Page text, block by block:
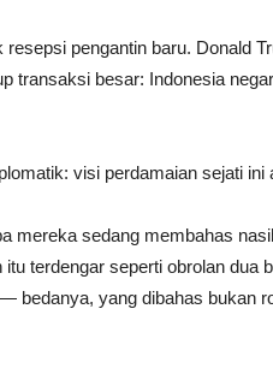
pengantin baru. Donald
transaksi besar: Indonesia
visi perdamaian sejati ini
mereka sedang membahas
terdengar seperti obrolan dua
bedanya, yang dibahas bukan